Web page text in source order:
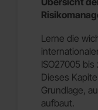
Lerne die
ISO27005
Dieses
Grundlage,
aufbaut.